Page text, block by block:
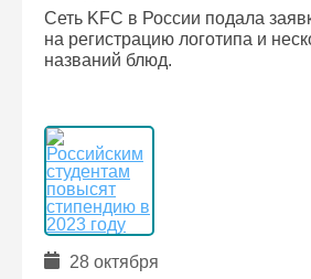
Сеть KFC в России подала
на регистрацию логотипа и
названий блюд.
28 октября